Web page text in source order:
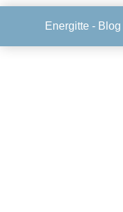
Energitte - Blog